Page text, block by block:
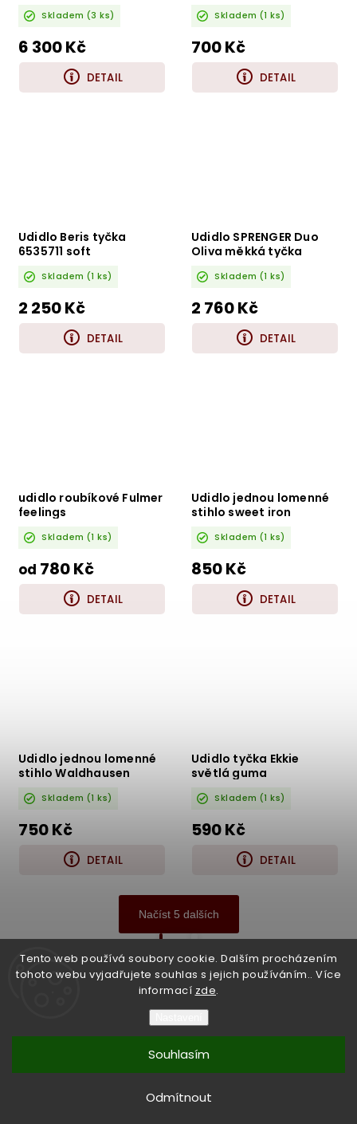
Tento web používá soubory cookie. Dalším procházením
tohoto webu vyjadřujete souhlas s jejich používáním.. Více
informací zde.
Odmítnout
Souhlasím
Skladem (3 ks)
6 300 Kč
DETAIL
Skladem (1 ks)
700 Kč
DETAIL
Udidlo Beris tyčka
6535711 soft
Skladem (1 ks)
2 250 Kč
DETAIL
Udidlo SPRENGER Duo
Oliva měkká tyčka
Skladem (1 ks)
2 760 Kč
DETAIL
udidlo roubíkové Fulmer
feelings
Skladem (1 ks)
od 780 Kč
DETAIL
Udidlo jednou lomenné
stihlo sweet iron
Skladem (1 ks)
850 Kč
DETAIL
Udidlo jednou lomenné
stihlo Waldhausen
Skladem (1 ks)
750 Kč
DETAIL
Udidlo tyčka Ekkie
světlá guma
Skladem (1 ks)
590 Kč
DETAIL
Načíst 5 dalších
Nahoru
Vytvořil Shoptet
Copyright 2026Bukefalos. Všechna práva vyhrazena.
Shoptet| Design